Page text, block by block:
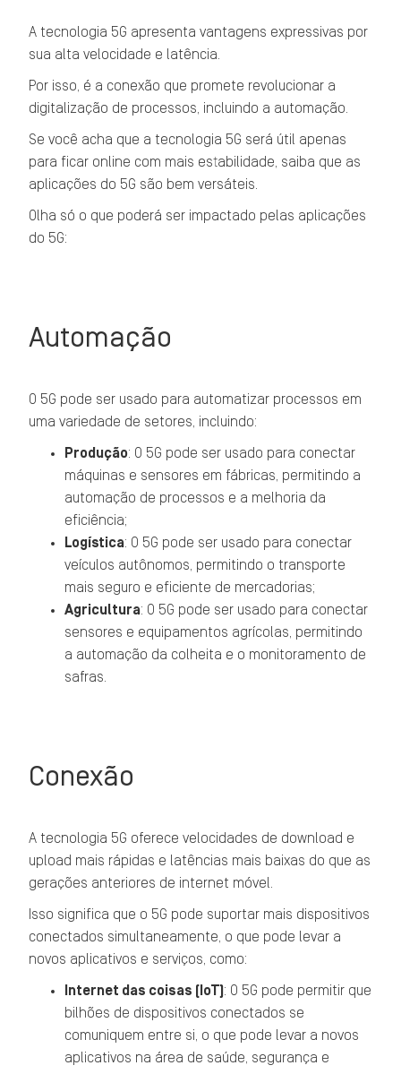
A tecnologia 5G apresenta vantagens expressivas por
sua alta velocidade e latência.
Por isso, é a conexão que promete revolucionar a
digitalização de processos, incluindo a automação.
Se você acha que a tecnologia 5G será útil apenas
para ficar online com mais estabilidade, saiba que as
aplicações do 5G são bem versáteis.
Olha só o que poderá ser impactado pelas aplicações
do 5G:
Automação
O 5G pode ser usado para automatizar processos em
uma variedade de setores, incluindo:
Produção: O 5G pode ser usado para conectar
máquinas e sensores em fábricas, permitindo a
automação de processos e a melhoria da
eficiência;
Logística: O 5G pode ser usado para conectar
veículos autônomos, permitindo o transporte
mais seguro e eficiente de mercadorias;
Agricultura: O 5G pode ser usado para conectar
sensores e equipamentos agrícolas, permitindo
a automação da colheita e o monitoramento de
safras.
Conexão
A tecnologia 5G oferece velocidades de download e
upload mais rápidas e latências mais baixas do que as
gerações anteriores de internet móvel.
Isso significa que o 5G pode suportar mais dispositivos
conectados simultaneamente, o que pode levar a
novos aplicativos e serviços, como:
Internet das coisas (IoT) : O 5G pode permitir que
bilhões de dispositivos conectados se
comuniquem entre si, o que pode levar a novos
aplicativos na área de saúde, segurança e